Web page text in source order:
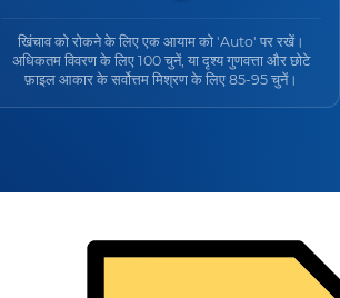
खिंचाव को रोकने के लिए एक आयाम को 'Auto' पर रखें।
अधिकतम विवरण के लिए 100 चुनें, या दृश्य गुणवत्ता और छोटे
फ़ाइल आकार के सर्वोत्तम मिश्रण के लिए 85-95 चुनें।